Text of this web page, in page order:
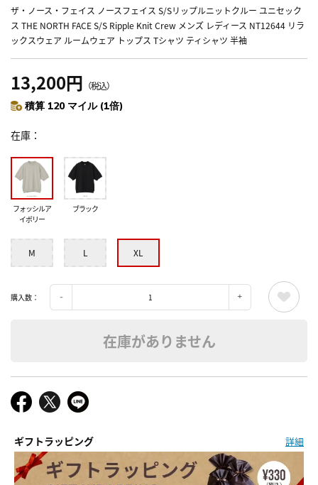
ザ・ノース・フェイス ノースフェイス S/Sリップルニットクルー ユニセック
ス THE NORTH FACE S/S Ripple Knit Crew メンズ レディース NT12644 リラ
ックスウェア ルームウェア トップス Tシャツ ティシャツ 半袖
13,200円 （税込）
積算 120 マイル (1倍)
在庫
フォッシルア
イボリー
ブラック
M L XL
購入数：
在庫がありません
ギフトラッピング 詳細